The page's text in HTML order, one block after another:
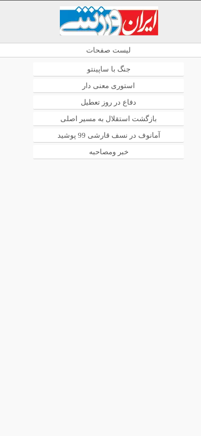
لیست صفحات
جنگ با ساپینتو
استوری معنی دار
دفاع در روز تعطیل
بازگشت استقلال به مسیر اصلی
آمانوف در نسف قارشی 99 پوشید
خبر ومصاحبه